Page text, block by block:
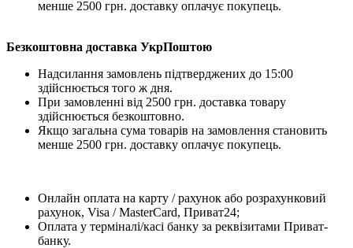
менше 2500 грн. доставку оплачує покупець.
Безкоштовна доставка УкрПоштою
Надсилання замовлень підтверджених до 15:00
здійснюється того ж дня.
При замовленні від 2500 грн. доставка товару
здійснюється безкоштовно.
Якщо загальна сума товарів на замовлення становить
менше 2500 грн. доставку оплачує покупець.
Онлайн оплата на карту / рахунок або розрахунковий
рахунок, Visa / MasterCard, Приват24;
Оплата у терміналі/касі банку за реквізитами Приват-
банку.